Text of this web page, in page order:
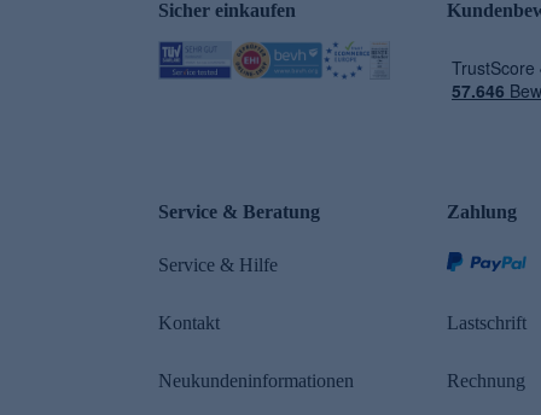
Sicher einkaufen
Service & Beratung
Service & Hilfe
Kontakt
Neukundeninformationen
Zahlung
Lastschrift
Rechnung